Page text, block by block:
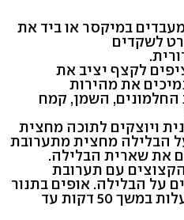
במיקסר או ביד את
לשקדים
לקצף יציב את
את מהירות
השמן, קמח
ויוצקים לתוכה מחצית
הבלילה מחצית מתערובת
את שארית הבלילה.
עם תערובת
על הבלילה. אופים בתנור
שחומם מראש ל-180 מעלות במשך 50 דקות עד